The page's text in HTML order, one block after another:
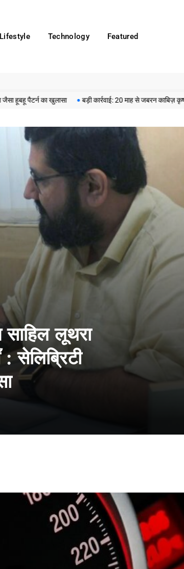
Lifestyle Technology Featured
का खुलासा बड़ी कार्रवाई: 20 माह से जबरन काबिज़ कृष्णा कुंज
लूथरा
सेलिब्रिटी